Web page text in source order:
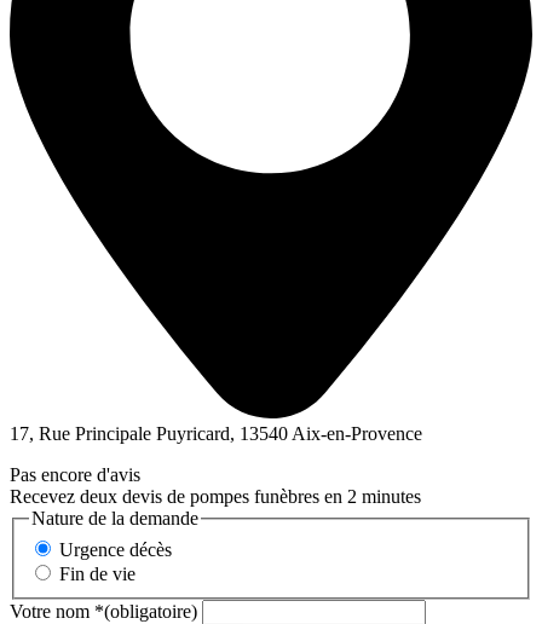
17, Rue Principale Puyricard, 13540 Aix-en-Provence
Pas encore d'avis
Recevez deux devis de pompes funèbres en 2 minutes
Nature de la demande
Urgence décès
Fin de vie
Votre nom *(obligatoire)